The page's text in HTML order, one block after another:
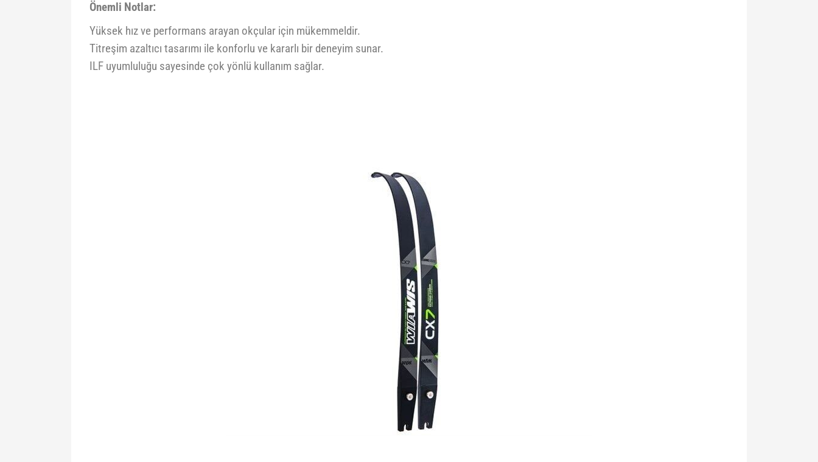
Önemli Notlar:
Yüksek hız ve performans arayan okçular için mükemmeldir.
Titreşim azaltıcı tasarımı ile konforlu ve kararlı bir deneyim sunar.
ILF uyumluluğu sayesinde çok yönlü kullanım sağlar.